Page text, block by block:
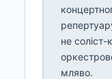
не
мляво.